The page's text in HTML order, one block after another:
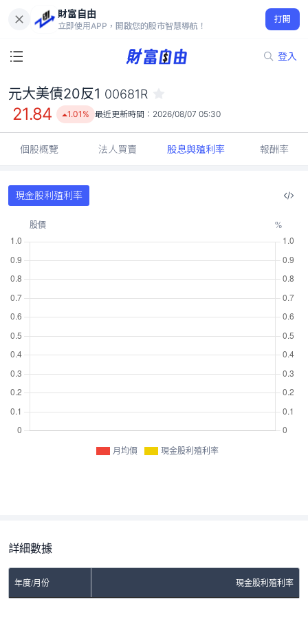
財富自由
立即使用APP，開啟您的股市智慧導航！
打開
登入
21.84
1.01%
元大美債20反1 00681R
21.84 1.01% 最近更新時間： 2026/08/07 05:30
個股概覽 法人買賣 股息與殖利率 報酬率
現金股利殖利率
月均價 現金股利殖利率
詳細數據
年度/月份 現金股利殖利率